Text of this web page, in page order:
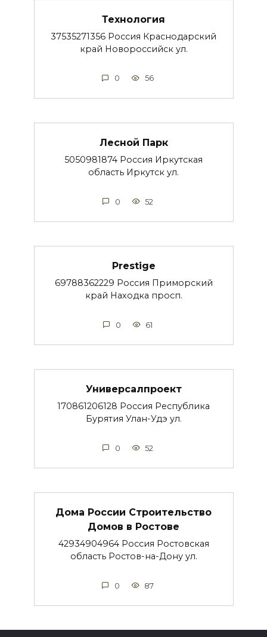
Технология
37535271356 Россия Краснодарский
край Новороссийск ул.
0 56
Лесной Парк
5050981874 Россия Иркутская
область Иркутск ул.
0 52
Prestige
69788362229 Россия Приморский
край Находка просп.
0 61
Универсалпроект
170861206128 Россия Республика
Бурятия Улан-Удэ ул.
0 52
Дома России Строительство
Домов в Ростове
42934904964 Россия Ростовская
область Ростов-на-Дону ул.
0 87